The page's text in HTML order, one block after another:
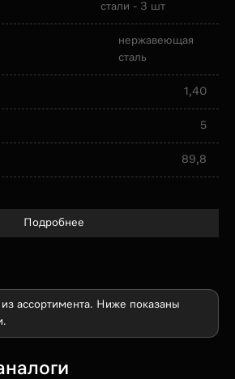
стали - 3 шт
нержавеющая
сталь
1,40
5
89,8
Подробнее
ассортимента. Ниже показаны